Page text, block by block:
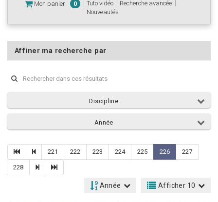
Mon panier 0 Tuto vidéo
Recherche avancée
Nouveautés
Affiner ma recherche par
Discipline
Année
221 222 223 224 225 226 227
228
Année Afficher 10